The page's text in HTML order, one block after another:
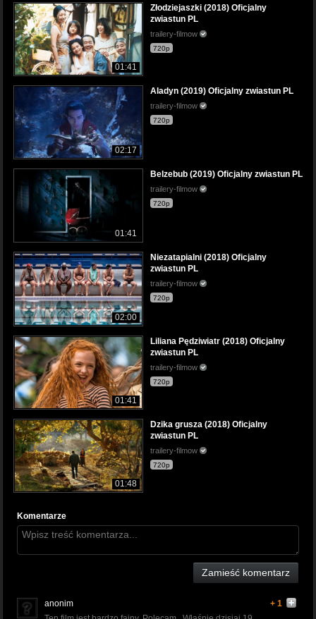
01:41
Złodziejaszki (2018) Oficjalny
zwiastun PL
trailery-filmow
720p
02:17
Aladyn (2019) Oficjalny zwiastun PL
trailery-filmow
720p
01:41
Belzebub (2019) Oficjalny zwiastun PL
trailery-filmow
720p
02:00
Niezatapialni (2018) Oficjalny
zwiastun PL
trailery-filmow
720p
01:41
Liliana Pędziwiatr (2018) Oficjalny
zwiastun PL
trailery-filmow
720p
01:48
Dzika grusza (2018) Oficjalny
zwiastun PL
trailery-filmow
720p
Komentarze
Zamieść komentarz
anonim
+ 1